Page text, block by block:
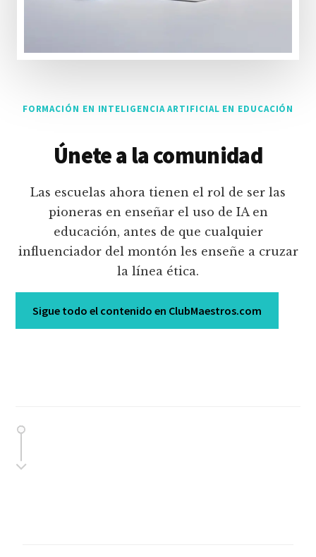
FORMACIÓN EN INTELIGENCIA ARTIFICIAL EN EDUCACIÓN
Únete a la comunidad
Las escuelas ahora tienen el rol de ser las
pioneras en enseñar el uso de IA en
educación, antes de que cualquier
influenciador del montón les enseñe a cruzar
la línea ética.
Sigue todo el contenido en ClubMaestros.com